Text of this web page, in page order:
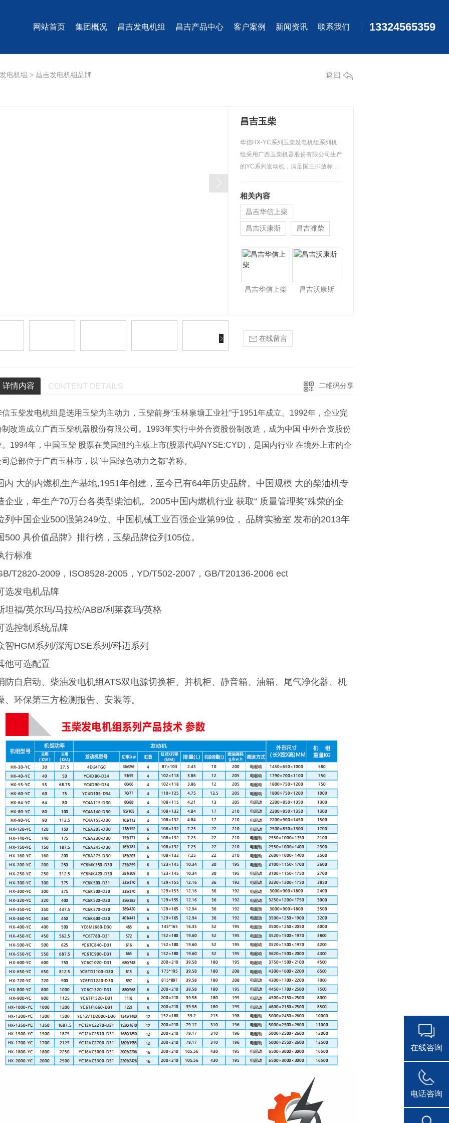
网站首页 集团概况 昌吉发电机组 昌吉产品中心 客户案例 新闻资讯 联系我们 13324565359
电机组 > 昌吉发电机组品牌 返回
昌吉玉柴
华信HX-YC系列玉柴发电机组系列机
组采用广西玉柴机器股份有限公司生产
的YC系列发动机，满足国三排放标
相关内容
昌吉华信上柴
昌吉沃康斯 昌吉潍柴
昌吉华信上柴 昌吉沃康斯
在线留言
详情内容 CONTENT DETAILS 二维码分享
信玉柴发电机组是选用玉柴为主动力，玉柴前身“玉林泉塘工业社”于1951年成立。1992年，企业完
制改造成立广西玉柴机器股份有限公司。1993年实行中外合资股份制改造，成为中国 中外合资股份
。1994年，中国玉柴 股票在美国纽约主板上市(股票代码NYSE:CYD)，是国内行业 在境外上市的企
总部位于广西玉林市，以"中国绿色动力之都”著称。
的内燃机生产基地,1951年创建，至今已有64年历史品牌。中国规模 大的柴油机专
企业，年生产70万台各类型柴油机。2005中国内燃机行业 获取“ 质量管理奖”殊荣的企
列中国企业500强第249位、中国机械工业百强企业第99位， 品牌实验室 发布的2013年
500 具价值品牌》排行榜，玉柴品牌位列105位。
行标准
T2820-2009，ISO8528-2005，YD/T502-2007，GB/T20136-2006 ect
选发电机品牌
坦福/英尔玛/马拉松/ABB/利莱森玛/英格
选控制系统品牌
智HGM系列/深海DSE系列/科迈系列
他可选配置
防自启动、柴油发电机组ATS双电源切换柜、并机柜、静音箱、油箱、尾气净化器、机
、环保第三方检测报告、安装等。
在线咨询
电话咨询